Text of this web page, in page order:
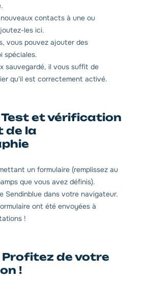
contacts à une ou
les ici.
vous pouvez ajouter des
spéciales.
sauvegardé, il vous suffit de
qu'il est correctement activé.
Test et vérification
de la
un formulaire (remplissez au
que vous avez définis).
Sendinblue dans votre navigateur.
ont été envoyées à
!
Profitez de votre
!